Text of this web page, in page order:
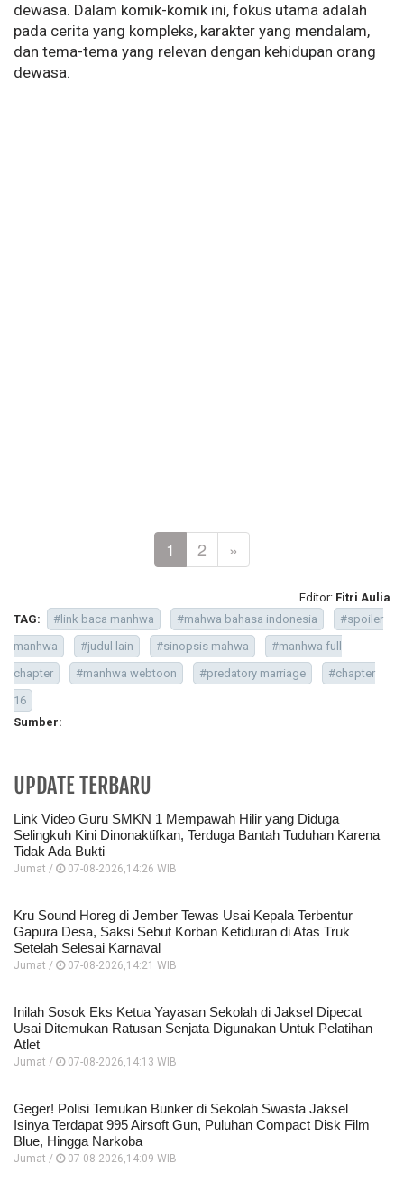
dewasa. Dalam komik-komik ini, fokus utama adalah
pada cerita yang kompleks, karakter yang mendalam,
dan tema-tema yang relevan dengan kehidupan orang
dewasa.
1 2 »
Editor: Fitri Aulia
TAG:
#link baca manhwa #mahwa bahasa indonesia
#spoiler
manhwa
#judul lain #sinopsis mahwa
#manhwa full
chapter
#manhwa webtoon #predatory marriage
#chapter
16
Sumber:
UPDATE TERBARU
Link Video Guru SMKN 1 Mempawah Hilir yang Diduga
Selingkuh Kini Dinonaktifkan, Terduga Bantah Tuduhan Karena
Tidak Ada Bukti
Jumat / 07-08-2026,14:26 WIB
Kru Sound Horeg di Jember Tewas Usai Kepala Terbentur
Gapura Desa, Saksi Sebut Korban Ketiduran di Atas Truk
Setelah Selesai Karnaval
Jumat / 07-08-2026,14:21 WIB
Inilah Sosok Eks Ketua Yayasan Sekolah di Jaksel Dipecat
Usai Ditemukan Ratusan Senjata Digunakan Untuk Pelatihan
Atlet
Jumat / 07-08-2026,14:13 WIB
Geger! Polisi Temukan Bunker di Sekolah Swasta Jaksel
Isinya Terdapat 995 Airsoft Gun, Puluhan Compact Disk Film
Blue, Hingga Narkoba
Jumat / 07-08-2026,14:09 WIB